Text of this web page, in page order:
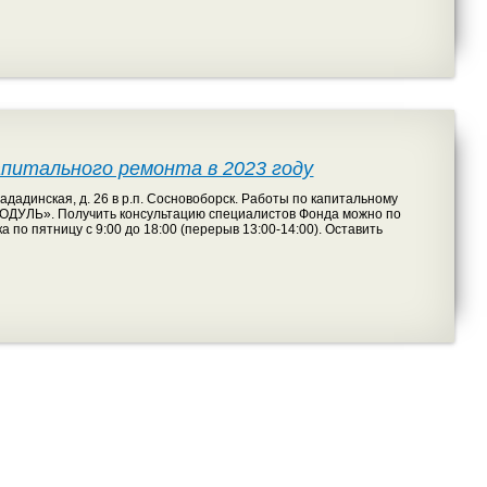
ремонта в 2023 году
д. 26 в р.п. Сосновоборск. Работы по капитальному
Получить консультацию специалистов Фонда можно по
по пятницу с 9:00 до 18:00 (перерыв 13:00-14:00). Оставить